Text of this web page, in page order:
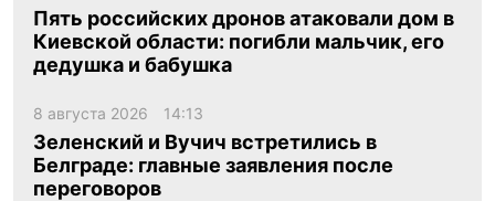
Пять российских дронов атаковали дом в
Киевской области: погибли мальчик, его
дедушка и бабушка
8 августа 2026 14:13
Зеленский и Вучич встретились в
Белграде: главные заявления после
переговоров